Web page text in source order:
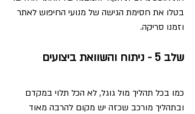
בטלו את חסימת הגישה של מנועי החיפוש לאתר
וזמנו סריקה.
שלב 5 - ניתוח והשוואת ביצועים
כמו בכל תהליך מול גוגל, לא הכל תלוי במקדם
ובתהליך מורכב שכזה יש מקום להרבה מאוד